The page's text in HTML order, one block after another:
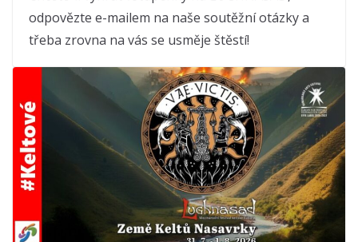
odpovězte e-mailem na naše soutěžní otázky a
třeba zrovna na vás se usměje štěstí!